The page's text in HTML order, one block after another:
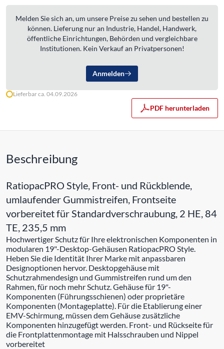
Melden Sie sich an, um unsere Preise zu sehen und bestellen zu
können. Lieferung nur an Industrie, Handel, Handwerk,
öffentliche Einrichtungen, Behörden und vergleichbare
Institutionen. Kein Verkauf an Privatpersonen!
Anmelden
Lieferbar ca. 04.09.2026
PDF herunterladen
Beschreibung
RatiopacPRO Style, Front- und Rückblende,
umlaufender Gummistreifen, Frontseite
vorbereitet für Standardverschraubung, 2 HE, 84
TE, 235,5 mm
Hochwertiger Schutz für Ihre elektronischen Komponenten in
modularen 19"-Desktop-Gehäusen RatiopacPRO Style.
Heben Sie die Identität Ihrer Marke mit anpassbaren
Designoptionen hervor. Desktopgehäuse mit
Schutzrahmendesign und Gummistreifen rund um den
Rahmen, für noch mehr Schutz. Gehäuse für 19"-
Komponenten (Führungsschienen) oder proprietäre
Komponenten (Montageplatte). Für die Etablierung einer
EMV-Schirmung, müssen dem Gehäuse zusätzliche
Komponenten hinzugefügt werden. Front- und Rückseite für
die Frontplattenmontage mit Halsschrauben und Nippel
vorbereitet